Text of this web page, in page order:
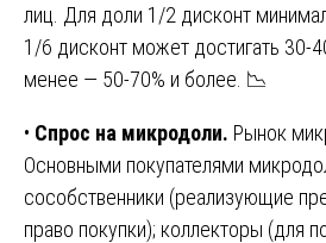
лиц. Для доли 1/2 дисконт
1/6 дисконт может достигать 30-
менее — 50-70% и более. 📉
• Спрос на микродоли. Рынок
Основными покупателями
сособственники (реализующие
право покупки); коллекторы (для